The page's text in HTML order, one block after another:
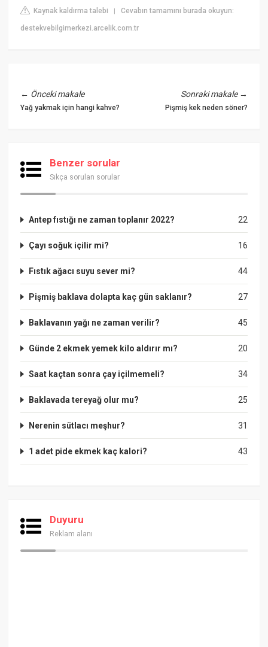
Kaynak kaldırma talebi |Cevabın tamamını burada okuyun:
destekvebilgimerkezi.arcelik.com.tr
← Önceki makale
Yağ yakmak için hangi kahve?
Sonraki makale→
Pişmiş kek neden söner?
Benzer sorular
Sıkça sorulan sorular
22
Antep fıstığı ne zaman toplanır 2022?
16
Çayı soğuk içilir mi?
44
Fıstık ağacı suyu sever mi?
27
Pişmiş baklava dolapta kaç gün saklanır?
45
Baklavanın yağı ne zaman verilir?
20
Günde 2 ekmek yemek kilo aldırır mı?
34
Saat kaçtan sonra çay içilmemeli?
25
Baklavada tereyağ olur mu?
31
Nerenin sütlacı meşhur?
43
1 adet pide ekmek kaç kalori?
Duyuru
Reklam alanı